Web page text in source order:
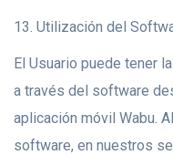
13. Utilización del
El Usuario puede tener
a través del software
aplicación móvil Wabu.
software, en nuestros